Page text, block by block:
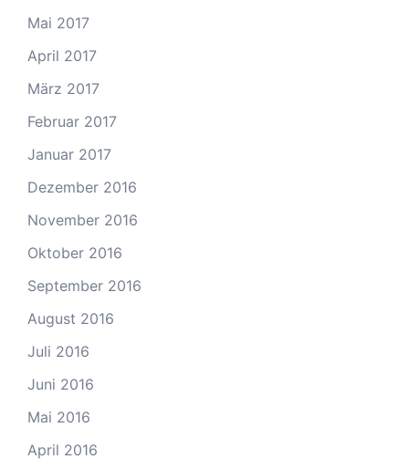
Mai 2017
April 2017
März 2017
Februar 2017
Januar 2017
Dezember 2016
November 2016
Oktober 2016
September 2016
August 2016
Juli 2016
Juni 2016
Mai 2016
April 2016